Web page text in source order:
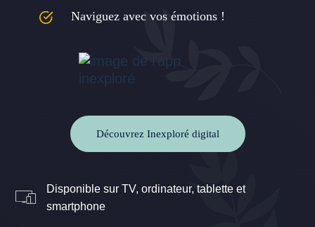
Naviguez avec vos émotions !
Découvrez Inexploré digital
Disponible sur TV, ordinateur, tablette et
smartphone